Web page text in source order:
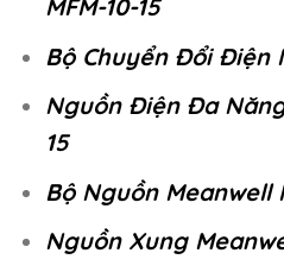
MFM-10-15
Bộ Chuyển Đổi Điện
Nguồn Điện Đa
15
Bộ Nguồn Meanwell
Nguồn Xung